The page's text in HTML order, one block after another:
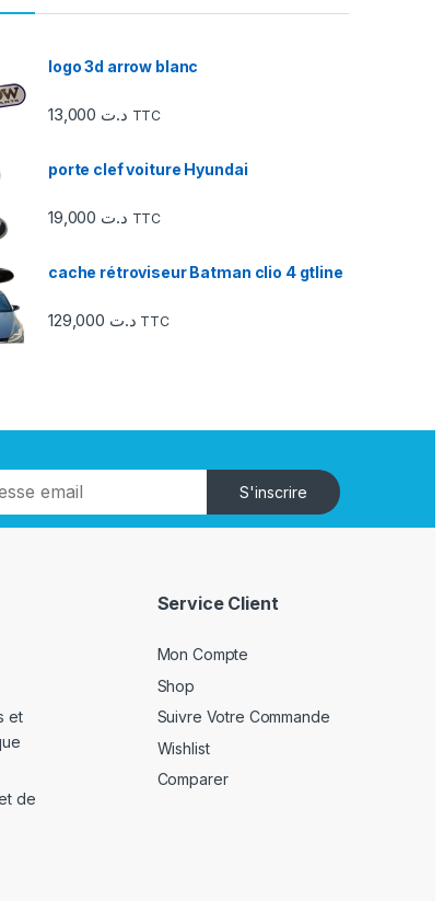
logo 3d arrow blanc
د.ت TTC
porte clef voiture Hyundai
د.ت TTC
cache rétroviseur Batman clio 4 gtline
د.ت TTC
S'inscrire
et
de
Service Client
Mon Compte
Shop
Suivre Votre Commande
Wishlist
Comparer